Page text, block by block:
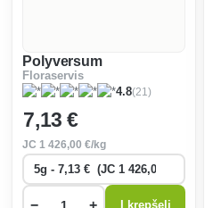
Polyversum
Floraservis
4.8(21)
7,13 €
JC1 426,00 €/kg
− + Į krepšelį